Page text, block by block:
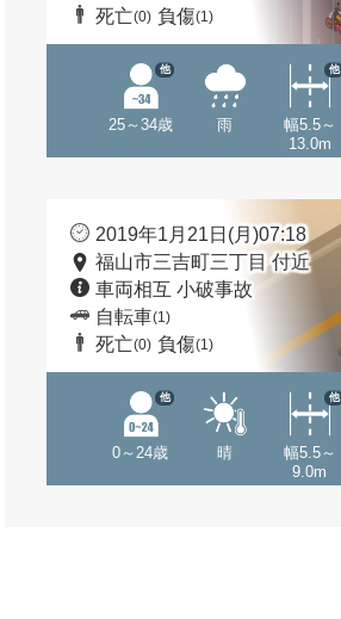
死亡(0) 負傷(1)
25～34歳
他
雨
幅5.5～
13.0m
他
2019年1月21日(月)07:18
福山市三吉町三丁目 付近
車両相互 小破事故
自転車(1)
死亡(0) 負傷(1)
0～24歳
他
晴
幅5.5～
9.0m
他